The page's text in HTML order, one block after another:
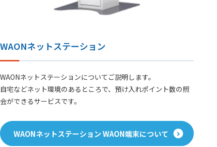
WAONネットステーション
WAONネットステーションについてご説明します。
自宅などネット環境のあるところで、預け入れポイント数の照
会ができるサービスです。
WAONネットステーション WAON端末について